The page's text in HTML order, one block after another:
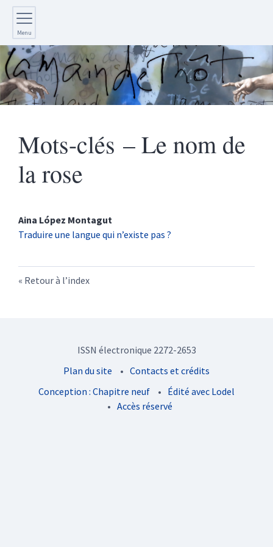
Menu
Mots-clés – Le nom de
la rose
Aina López Montagut
Traduire une langue qui n’existe pas ?
Retour à l’index
ISSN électronique 2272-2653
Plan du site
Contacts et crédits
Conception : Chapitre neuf
Édité avec Lodel
Accès réservé